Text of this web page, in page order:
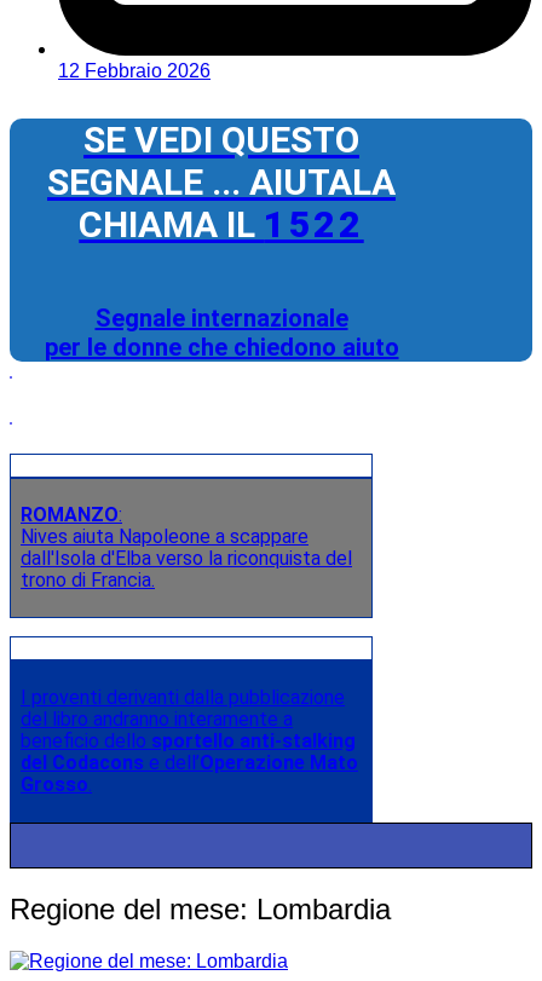
12 Febbraio 2026
SE VEDI QUESTO
SEGNALE ... AIUTALA
CHIAMA IL 1522
Segnale internazionale
per le donne che chiedono aiuto
ROMANZO:
Nives aiuta Napoleone a scappare
dall'Isola d'Elba verso la riconquista del
trono di Francia.
I proventi derivanti dalla pubblicazione
del libro andranno interamente a
beneficio dello sportello anti-stalking
del Codacons e dell’Operazione Mato
Grosso.
Regione del mese: Lombardia